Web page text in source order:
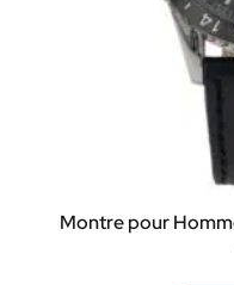
Montre pour